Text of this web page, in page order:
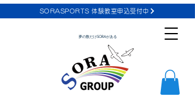
SORASPORTS 体験教室申込受付中
夢の数だけSORAがある